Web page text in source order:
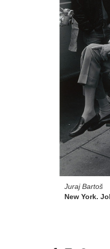
Juraj Bartoš
New York.